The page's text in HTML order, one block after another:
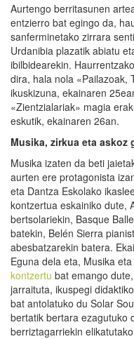
Aurtengo berritasunen
entzierro bat egingo da,
sanferminetako zirrara
Urdanibia plazatik abiatu
ibilbidearekin.
dira, hala nola «Pailazoak,
ikuskizuna, ekainaren
«Zientzialariak» magia
eskutik, ekainaren 26an.
Musika, zirkua eta askoz
Musika izaten da beti
aurten ere protagonista
eta Dantza Eskolako
kontzertua eskainiko dute,
bertsolariekin, Basque
batekin, Belén Sierra
abesbatzarekin batera.
Eguna dela eta, Musika
kontzertu bat emango
jarraituta, ikuspegi
bat antolatuko du Solar
bertatik bertara ezagutuko
berriztagarriekin